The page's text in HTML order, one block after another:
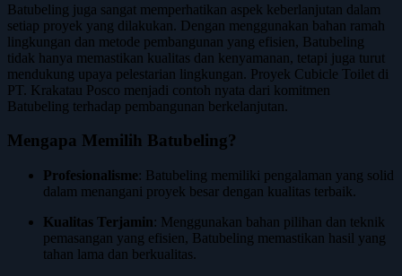
Batubeling juga sangat memperhatikan aspek keberlanjutan dalam
setiap proyek yang dilakukan. Dengan menggunakan bahan ramah
lingkungan dan metode pembangunan yang efisien, Batubeling
tidak hanya memastikan kualitas dan kenyamanan, tetapi juga turut
mendukung upaya pelestarian lingkungan. Proyek Cubicle Toilet di
PT. Krakatau Posco menjadi contoh nyata dari komitmen
Batubeling terhadap pembangunan berkelanjutan.
Mengapa Memilih Batubeling?
Profesionalisme: Batubeling memiliki pengalaman yang solid
dalam menangani proyek besar dengan kualitas terbaik.
Kualitas Terjamin: Menggunakan bahan pilihan dan teknik
pemasangan yang efisien, Batubeling memastikan hasil yang
tahan lama dan berkualitas.